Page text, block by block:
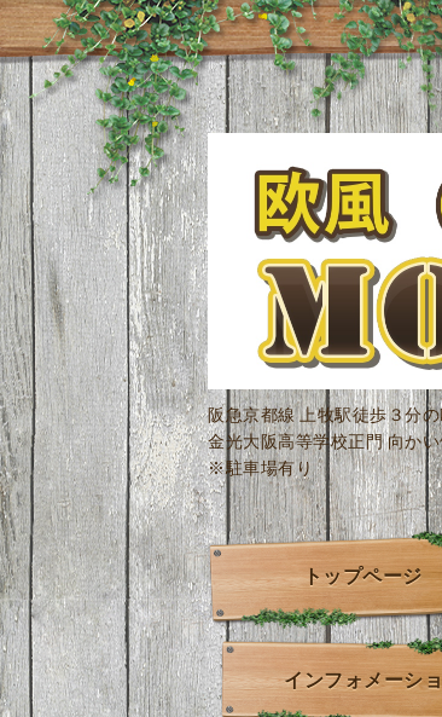
阪急京都線 上牧駅徒歩３分
金光大阪高等学校正門 向か
※駐車場有り
トップページ
インフォメーシ